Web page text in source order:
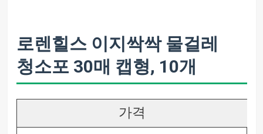
로렌힐스 이지싹싹 물걸레
청소포 30매 캡형, 10개
가격